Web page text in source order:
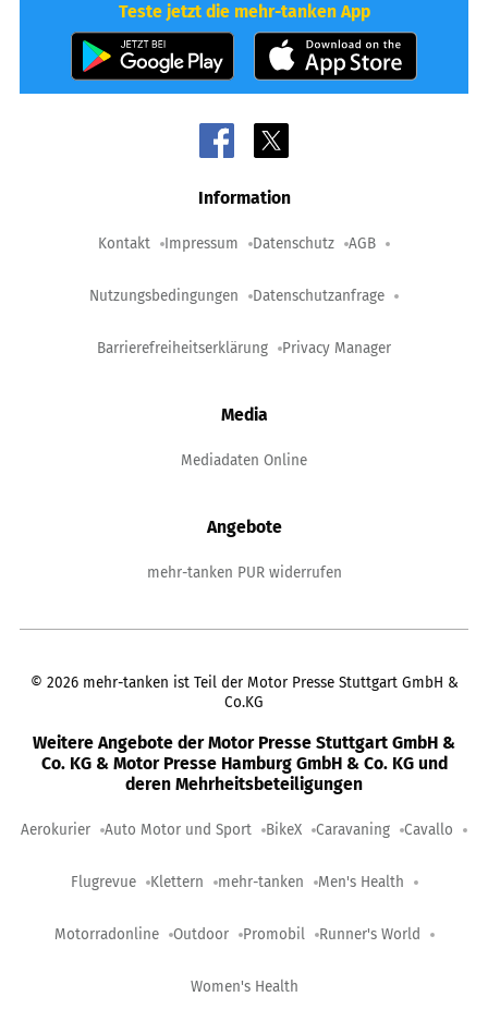
Teste jetzt die mehr-tanken App
Information
Kontakt Impressum Datenschutz AGB
Nutzungsbedingungen Datenschutzanfrage
Barrierefreiheitserklärung Privacy Manager
Media
Mediadaten Online
Angebote
mehr-tanken PUR widerrufen
© 2026 mehr-tanken ist Teil der Motor Presse Stuttgart GmbH &
Co.KG
Weitere Angebote der Motor Presse Stuttgart GmbH &
Co. KG & Motor Presse Hamburg GmbH & Co. KG und
deren Mehrheitsbeteiligungen
Aerokurier Auto Motor und Sport BikeX Caravaning Cavallo
Flugrevue Klettern mehr-tanken Men's Health
Motorradonline Outdoor Promobil Runner's World
Women's Health